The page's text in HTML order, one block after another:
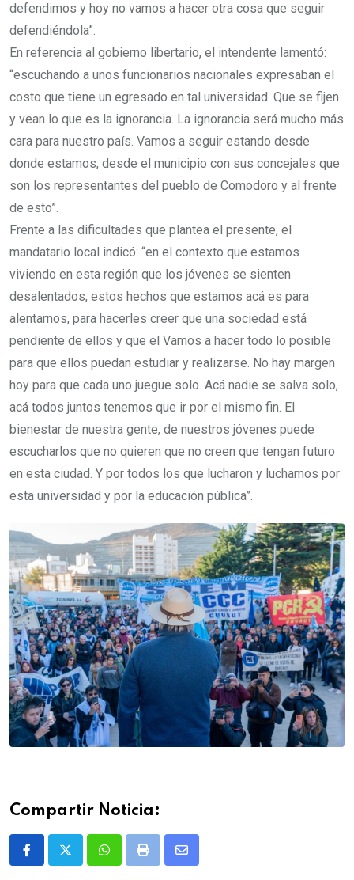
defendimos y hoy no vamos a hacer otra cosa que seguir
defendiéndola”.
En referencia al gobierno libertario, el intendente lamentó:
“escuchando a unos funcionarios nacionales expresaban el
costo que tiene un egresado en tal universidad. Que se fijen
y vean lo que es la ignorancia. La ignorancia será mucho más
cara para nuestro país. Vamos a seguir estando desde
donde estamos, desde el municipio con sus concejales que
son los representantes del pueblo de Comodoro y al frente
de esto”.
Frente a las dificultades que plantea el presente, el
mandatario local indicó: “en el contexto que estamos
viviendo en esta región que los jóvenes se sienten
desalentados, estos hechos que estamos acá es para
alentarnos, para hacerles creer que una sociedad está
pendiente de ellos y que el Vamos a hacer todo lo posible
para que ellos puedan estudiar y realizarse. No hay margen
hoy para que cada uno juegue solo. Acá nadie se salva solo,
acá todos juntos tenemos que ir por el mismo fin. El
bienestar de nuestra gente, de nuestros jóvenes puede
escucharlos que no quieren que no creen que tengan futuro
en esta ciudad. Y por todos los que lucharon y luchamos por
esta universidad y por la educación pública”.
Compartir Noticia:
WhatsappPrint
Share